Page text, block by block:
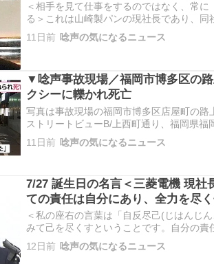
＜相手を見て仕事をするのではなく、常
る＞これは山崎製パンの現社長であり、
ら、1兆円規模の食品コンツェルンに成長
～ 満85歳) の言葉です。この言葉は、ビ
11日前 唸声の気になるニュース
▼唸声事故現場／福岡市博多区の
クシーに轢かれ死亡
写真は事故現場の福岡市博多区店屋町の
ストリートビューB/上西町通り、福岡県福
https://maps.app.goo.gl/
で口から東北東290m 映像：FNN 7/…
11日前 唸声の気になるニュース
7/27 誕生日の名言＜三菱電機 現社
ての責任は自分にあり、全力を尽
＜私の座右の言葉は「自反尽己(じはんじ
みて己を尽くすということです。自分の責
手くいけば皆さんのおかげ、上手くいか
味になります＞これは売上6兆円の三菱電
12日前 唸声の気になるニュース